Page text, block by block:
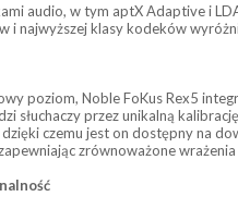
audio, w tym aptX Adaptive i
i najwyższej klasy kodeków
poziom, Noble FoKus Rex5
słuchaczy przez unikalną
czemu jest on dostępny na
zrównoważone